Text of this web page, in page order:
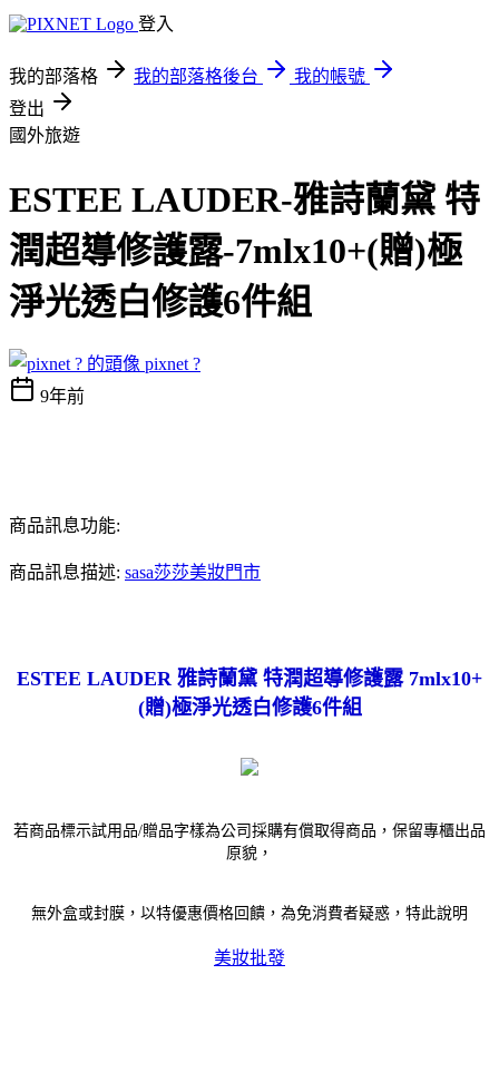
登入
我的部落格 我的部落格後台
我的帳號
登出
國外旅遊
ESTEE LAUDER-雅詩蘭黛 特
潤超導修護露-7mlx10+(贈)極
淨光透白修護6件組
pixnet ?
9年前
商品訊息功能:
商品訊息描述: sasa莎莎美妝門市
ESTEE LAUDER 雅詩蘭黛 特潤超導修護露 7mlx10+
(贈)極淨光透白修護6件組
若商品標示試用品/贈品字樣為公司採購有償取得商品，保留專櫃出品
原貌，
無外盒或封膜，以特優惠價格回饋，為免消費者疑惑，特此說明
美妝批發